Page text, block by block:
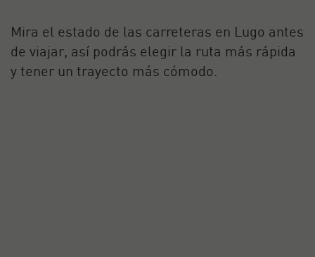
Mira el estado de las carreteras en Lugo antes
de viajar, así podrás elegir la ruta más rápida
y tener un trayecto más cómodo.